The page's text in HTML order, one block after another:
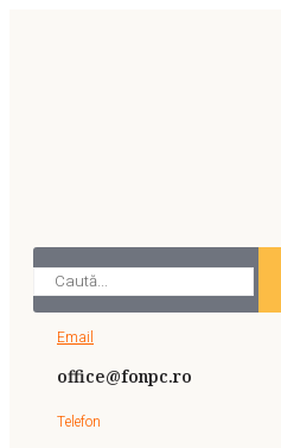
Email
office@fonpc.ro
Telefon